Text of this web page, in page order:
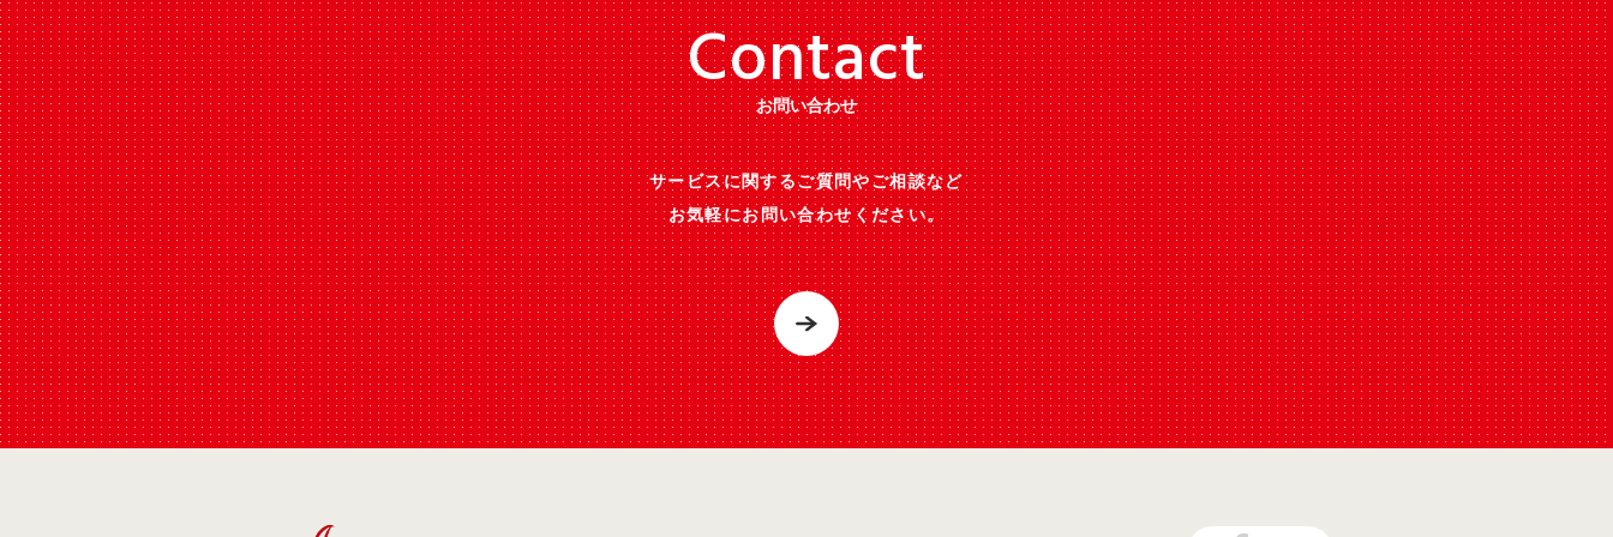
Contact
お問い合わせ
サービスに関するご質問やご相談など
お気軽にお問い合わせください。